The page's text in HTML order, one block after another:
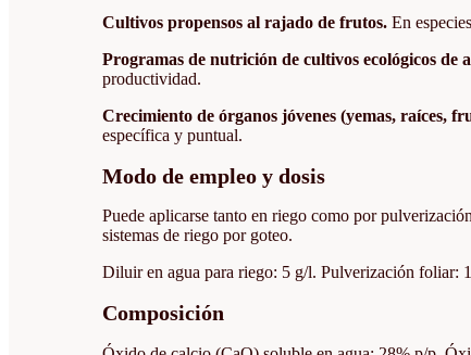
Cultivos propensos al rajado de frutos.En
Programas de nutrición de cultivos ecológicos de
productividad.
Crecimiento de órganos jóvenes (yemas, raíces,
específica y puntual.
Modo de empleo y dosis
Puede aplicarse tanto en riego como por
sistemas de riego por goteo.
Diluir en agua para riego: 5 g/l. Pulverización foliar:
Composición